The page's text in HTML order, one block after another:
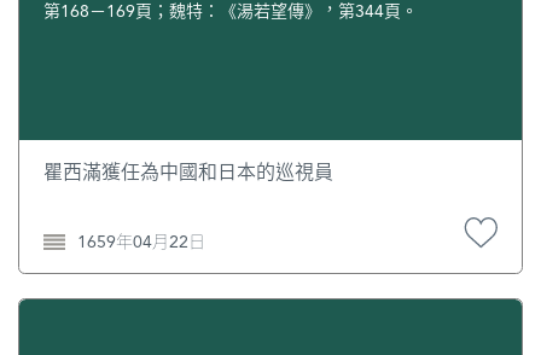
第168－169頁；魏特：《湯若望傳》，第344頁。
瞿西滿獲任為中國和日本的巡視員
1659年04月22日